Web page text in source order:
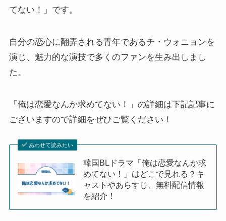
てない！」です。
自分の恋心に翻弄される青年であるチ・ウォニョンを
演じ、魅力的な演技で多くのファンを生み出しまし
た。
「俺は恋愛なんか求めてない！」の詳細は下記記事に
ございますので詳細をぜひご覧ください！
あわせて読みたい
韓国BLドラマ「俺は恋愛なんか求
めてない！」はどこで見れる？キ
ャストやあらすじ、無料配信情報
を紹介！